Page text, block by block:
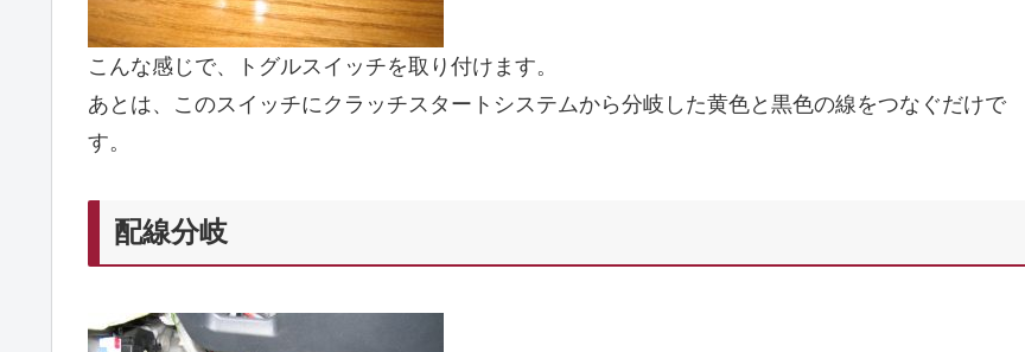
こんな感じで、トグルスイッチを取り付けます。
あとは、このスイッチにクラッチスタートシステムから分岐した黄色と黒色の線をつなぐだけで
す。
配線分岐